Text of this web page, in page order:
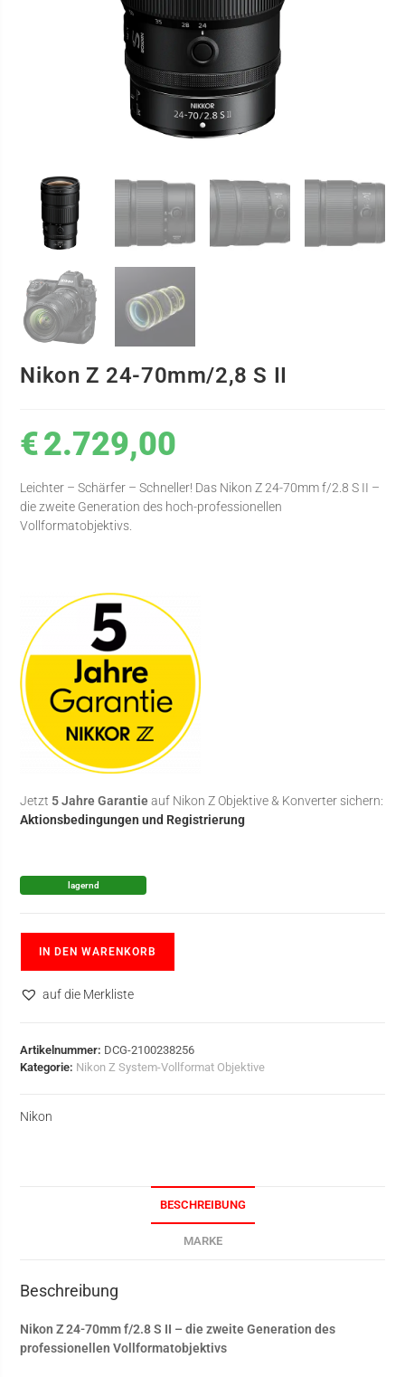
Nikon Z 24-70mm/2,8 S II
€2.729,00
Leichter – Schärfer – Schneller! Das Nikon Z 24-70mm f/2.8 S II –
die zweite Generation des hoch-professionellen
Vollformatobjektivs.
Jetzt 5 Jahre Garantieauf Nikon Z Objektive & Konverter sichern:
Aktionsbedingungen und Registrierung
lagernd
IN DEN WARENKORB
auf die Merkliste
Artikelnummer: DCG-2100238256
Kategorie: Nikon Z System-Vollformat Objektive
Nikon
BESCHREIBUNG
MARKE
Beschreibung
Nikon Z 24-70mm f/2.8 S II – die zweite Generation des
professionellen Vollformatobjektivs